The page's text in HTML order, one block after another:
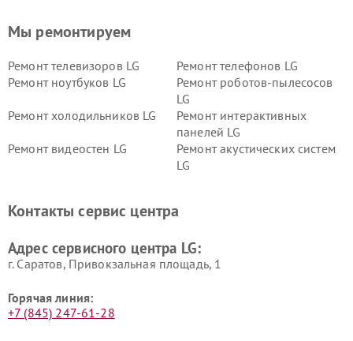
Мы ремонтируем
Ремонт телевизоров LG
Ремонт телефонов LG
Ремонт ноутбуков LG
Ремонт роботов-пылесосов
LG
Ремонт холодильников LG
Ремонт интерактивных
панелей LG
Ремонт видеостен LG
Ремонт акустических систем
LG
Ремонт морозильных камер
Ремонт вертикальных
Контакты сервис центра
Адрес сервисного центра LG:
г. Саратов, Привокзальная площадь, 1
Горячая линия:
+7 (845) 247-61-28